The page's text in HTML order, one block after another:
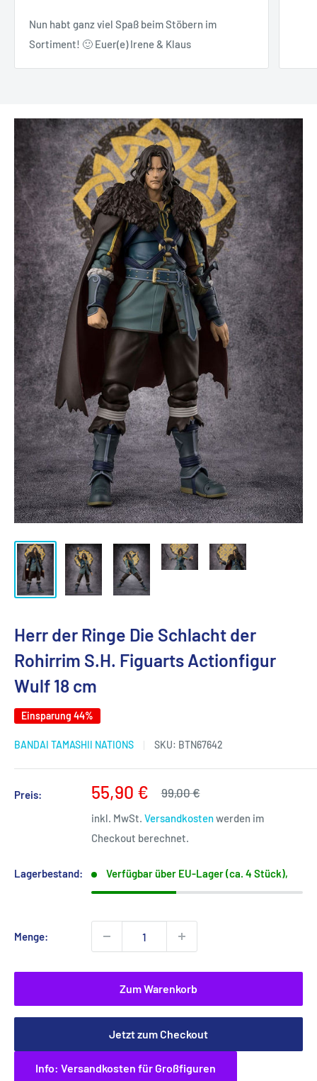
Nun habt ganz viel Spaß beim Stöbern im
Sortiment! 🙂 Euer(e) Irene & Klaus
Herr der Ringe Die Schlacht der
Rohirrim S.H. Figuarts Actionfigur
Wulf 18 cm
Einsparung 44%
BANDAI TAMASHII NATIONS SKU: BTN67642
Preis: Sonderpreis
55,90 € Normalpreis
99,00 €
inkl. MwSt. Versandkostenwerden im
Checkout berechnet.
Lagerbestand: Verfügbar über EU-Lager (ca. 4 Stück),
Menge:
Zum Warenkorb
Jetzt zum Checkout
Info: Versandkosten für Großfiguren